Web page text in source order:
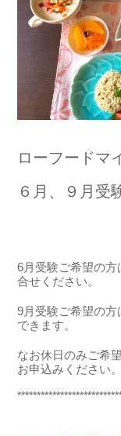
ローフードマ
６月、９月受
6月受験ご希望の
合せください。
9月受験ご希望の
できます。
なお休日のみご希
お申込みください。